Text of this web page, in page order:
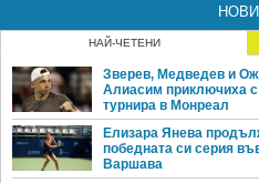
НАЙ-ЧЕТЕНИ
Зверев, Медведев и
Алиасим приключиха с
турнира в Монреал
Елизара Янева
победната си серия
Варшава